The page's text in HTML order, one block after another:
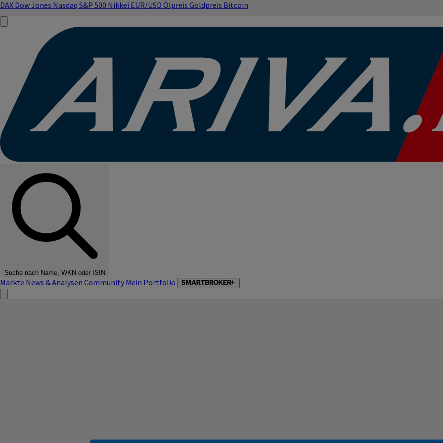
DAX Dow Jones Nasdaq S&P 500 Nikkei EUR/USD Ölpreis Goldpreis Bitcoin
Suche nach Name, WKN oder ISIN
Märkte News & Analysen Community Mein Portfolio